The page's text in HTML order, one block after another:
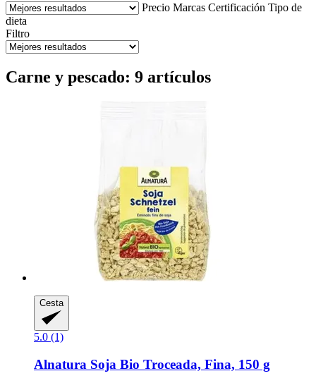
Precio Marcas Certificación Tipo de
dieta
Filtro
Carne y pescado: 9 artículos
Cesta
5.0 (1)
Alnatura Soja Bio Troceada, Fina, 150 g